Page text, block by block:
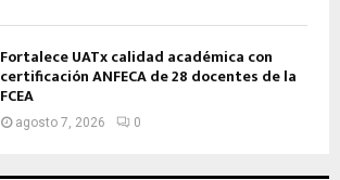
Fortalece UATx calidad académica con
certificación ANFECA de 28 docentes de la
FCEA
agosto 7, 2026 0